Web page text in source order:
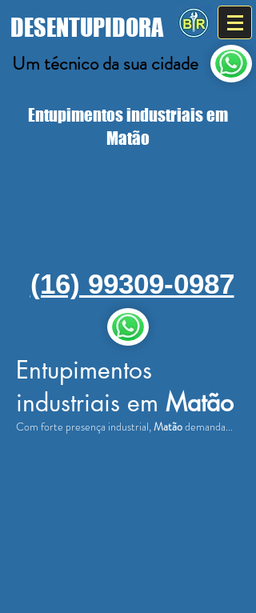
DESENTUPIDORA
Um técnico da sua cidade
Entupimentos industriais em
Matão
(16) 99309-0987
Entupimentos
industriais em Matão
Com forte presença industrial,Matãodemanda...